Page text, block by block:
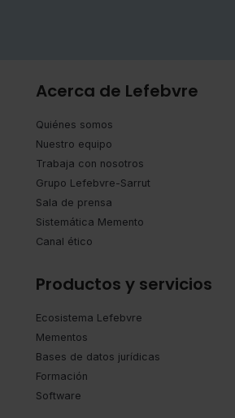
Acerca de Lefebvre
Quiénes somos
Nuestro equipo
Trabaja con nosotros
Grupo Lefebvre-Sarrut
Sala de prensa
Sistemática Memento
Canal ético
Productos y servicios
Ecosistema Lefebvre
Mementos
Bases de datos jurídicas
Formación
Software